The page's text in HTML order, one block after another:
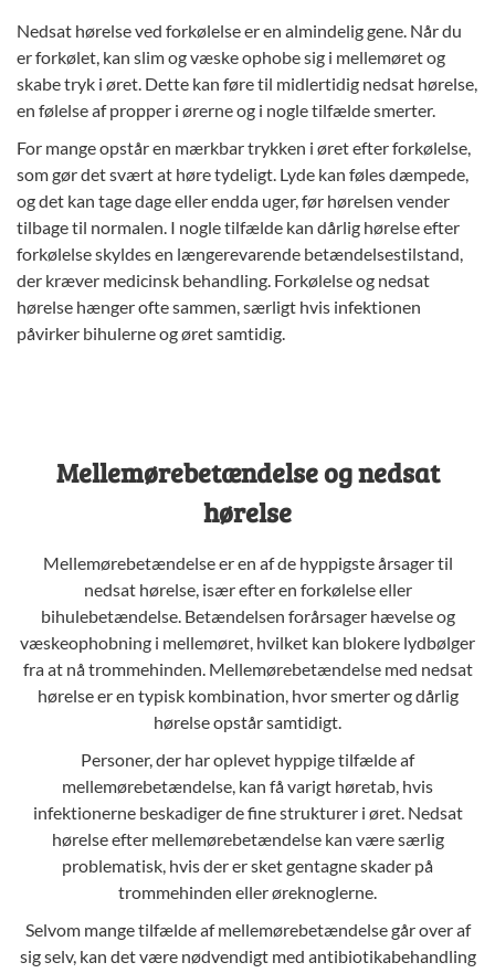
Nedsat hørelse ved forkølelse er en almindelig gene. Når du
er forkølet, kan slim og væske ophobe sig i mellemøret og
skabe tryk i øret. Dette kan føre til midlertidig nedsat hørelse,
en følelse af propper i ørerne og i nogle tilfælde smerter.
For mange opstår en mærkbar trykken i øret efter forkølelse,
som gør det svært at høre tydeligt. Lyde kan føles dæmpede,
og det kan tage dage eller endda uger, før hørelsen vender
tilbage til normalen. I nogle tilfælde kan dårlig hørelse efter
forkølelse skyldes en længerevarende betændelsestilstand,
der kræver medicinsk behandling. Forkølelse og nedsat
hørelse hænger ofte sammen, særligt hvis infektionen
påvirker bihulerne og øret samtidig.
Mellemørebetændelse og nedsat
hørelse
Mellemørebetændelse er en af de hyppigste årsager til
nedsat hørelse, især efter en forkølelse eller
bihulebetændelse. Betændelsen forårsager hævelse og
væskeophobning i mellemøret, hvilket kan blokere lydbølger
fra at nå trommehinden. Mellemørebetændelse med nedsat
hørelse er en typisk kombination, hvor smerter og dårlig
hørelse opstår samtidigt.
Personer, der har oplevet hyppige tilfælde af
mellemørebetændelse, kan fåvarigt høretab, hvis
infektionerne beskadiger de fine strukturer i øret. Nedsat
hørelse efter mellemørebetændelse kan være særlig
problematisk, hvis der er sket gentagne skader på
trommehinden eller øreknoglerne.
Selvom mange tilfælde af mellemørebetændelse går over af
sig selv, kan det være nødvendigt med antibiotikabehandling